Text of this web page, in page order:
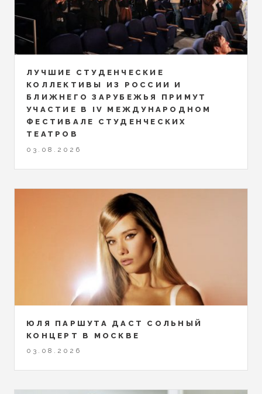
ЛУЧШИЕ СТУДЕНЧЕСКИЕ
КОЛЛЕКТИВЫ ИЗ РОССИИ И
БЛИЖНЕГО ЗАРУБЕЖЬЯ ПРИМУТ
УЧАСТИЕ В IV МЕЖДУНАРОДНОМ
ФЕСТИВАЛЕ СТУДЕНЧЕСКИХ
ТЕАТРОВ
03.08.2026
ЮЛЯ ПАРШУТА ДАСТ СОЛЬНЫЙ
КОНЦЕРТ В МОСКВЕ
03.08.2026